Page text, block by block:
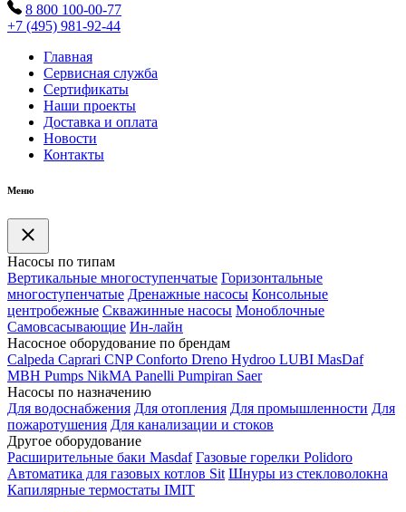
8 800 100-00-77
+7 (495) 981-92-44
Главная
Сервисная служба
Сертификаты
Наши проекты
Доставка и оплата
Новости
Контакты
Меню
Насосы по типам
Вертикальные многоступенчатые Горизонтальные
многоступенчатые Дренажные насосы Консольные
центробежные Скважинные насосы Моноблочные
Самовсасывающие Ин-лайн
Насосное оборудование по брендам
Calpeda Caprari CNP Conforto Dreno Hydroo LUBI MasDaf
MBH Pumps NikMA Panelli Pumpiran Saer
Насосы по назначению
Для водоснабжения Для отопления Для промышленности Для
пожаротушения Для канализации и стоков
Другое оборудование
Расширительные баки Masdaf Газовые горелки Polidoro
Автоматика для газовых котлов Sit Шнуры из стекловолокна
Капилярные термостаты IMIT